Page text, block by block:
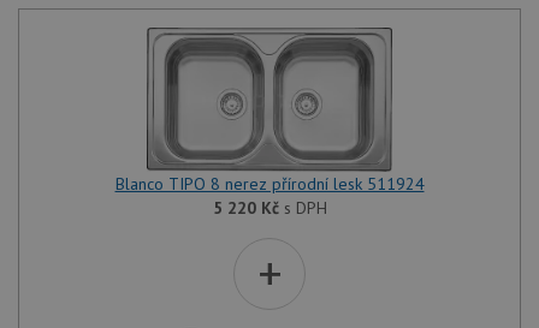
Blanco TIPO 8 nerez přírodní lesk 511924
5 220 Kčs DPH
+